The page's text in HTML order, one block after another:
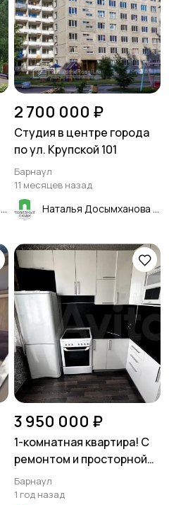
Наталья Досымханова
2 700 000 ₽
Студия в центре города
по ул. Крупской 101
Барнаул
11 месяцев назад
Наталья Досымханова
3 950 000 ₽
1-кoмнaтная квартира! С
ремонтом и просторной
кухней!
Барнаул
1 год назад